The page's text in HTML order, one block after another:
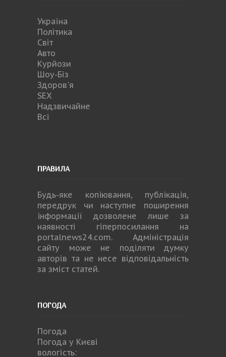
Україна
Політика
Світ
Авто
Курйози
Шоу-Біз
Здоров'я
SEX
Надзвичайне
Всі
ПРАВИЛА
Будь-яке копiювання, публiкацiя,
передрук чи наступне поширення
iнформацiї дозволене лише за
наявності гіперпосилання на
portalnews24.com. Адміністрація
сайту може не поділяти думку
авторів та не несе відповідальність
за зміст статей.
ПОГОДА
Погода
Погода у Києві
вологість: